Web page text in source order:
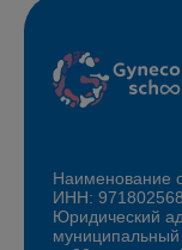
Наименование
ИНН:
Юридический
муниципальный